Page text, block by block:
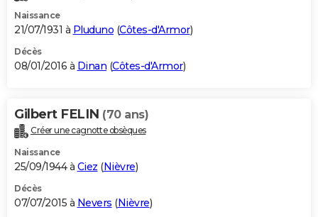
Naissance
21/07/1931 à Pluduno (Côtes-d'Armor)
Décès
08/01/2016 à Dinan (Côtes-d'Armor)
Gilbert FELIN (70 ans)
Créer une cagnotte obsèques
Naissance
25/09/1944 à Ciez (Nièvre)
Décès
07/07/2015 à Nevers (Nièvre)